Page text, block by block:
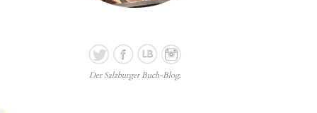
Der Salzburger Buch-Blog.